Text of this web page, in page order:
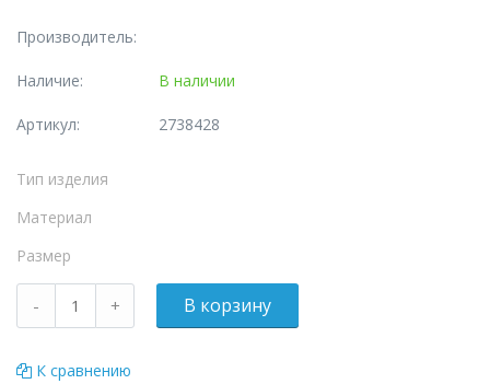
Производитель:
Наличие: В наличии
Артикул: 2738428
Тип изделия
Материал
Размер
К сравнению